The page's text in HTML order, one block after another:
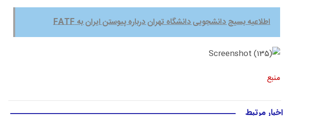
اطلاعیه بسیج دانشجویی دانشگاه تهران درباره پیوستن ایران به FATF
منبع